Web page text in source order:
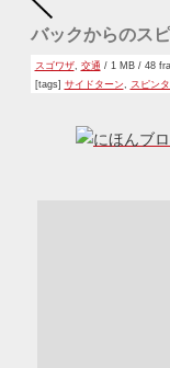
バックからのス
スゴワザ, 交通 / 1 MB / 48
[tags] サイドターン スピン